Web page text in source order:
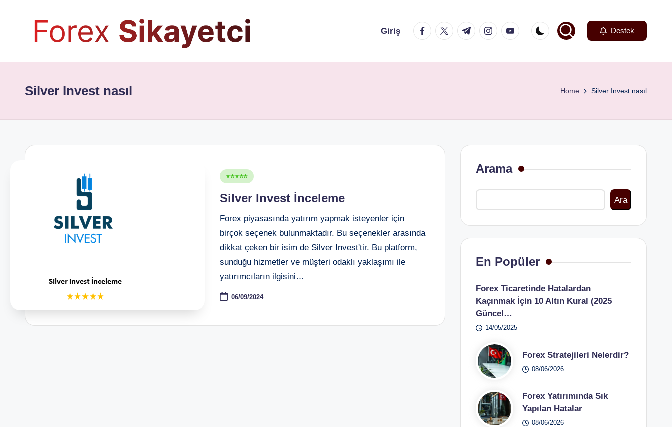
Giriş facebook.com
twitter.com
t.me instagram.com
youtube.com Destek
Silver Invest nasıl Home Silver Invest nasıl
Posted
⭐⭐⭐⭐⭐
Silver Invest İnceleme
Forex piyasasında yatırım yapmak isteyenler için
birçok seçenek bulunmaktadır. Bu seçenekler arasında
dikkat çeken bir isim de Silver Invest'tir. Bu platform,
sunduğu hizmetler ve müşteri odaklı yaklaşımı ile
yatırımcıların ilgisini…
06/09/2024
Arama
Ara
En Popüler
Forex Ticaretinde Hatalardan
Kaçınmak İçin 10 Altın Kural (2025
Güncel…
14/05/2025
Forex Stratejileri Nelerdir?
08/06/2026
Forex Yatırımında Sık
Yapılan Hatalar
08/06/2026